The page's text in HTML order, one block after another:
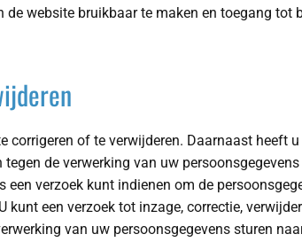
website bruikbaar te maken en toegang
corrigeren of te verwijderen. Daarnaast heeft
de verwerking van uw
verzoek kunt indienen om de
een verzoek tot inzage, correctie,
van uw persoonsgegevens sturen